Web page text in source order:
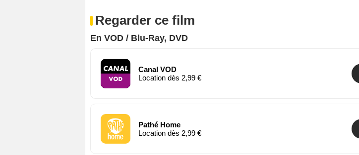
Regarder ce film
En VOD / Blu-Ray, DVD
Canal VOD
Location dès 2,99 €
Pathé Home
Location dès 2,99 €